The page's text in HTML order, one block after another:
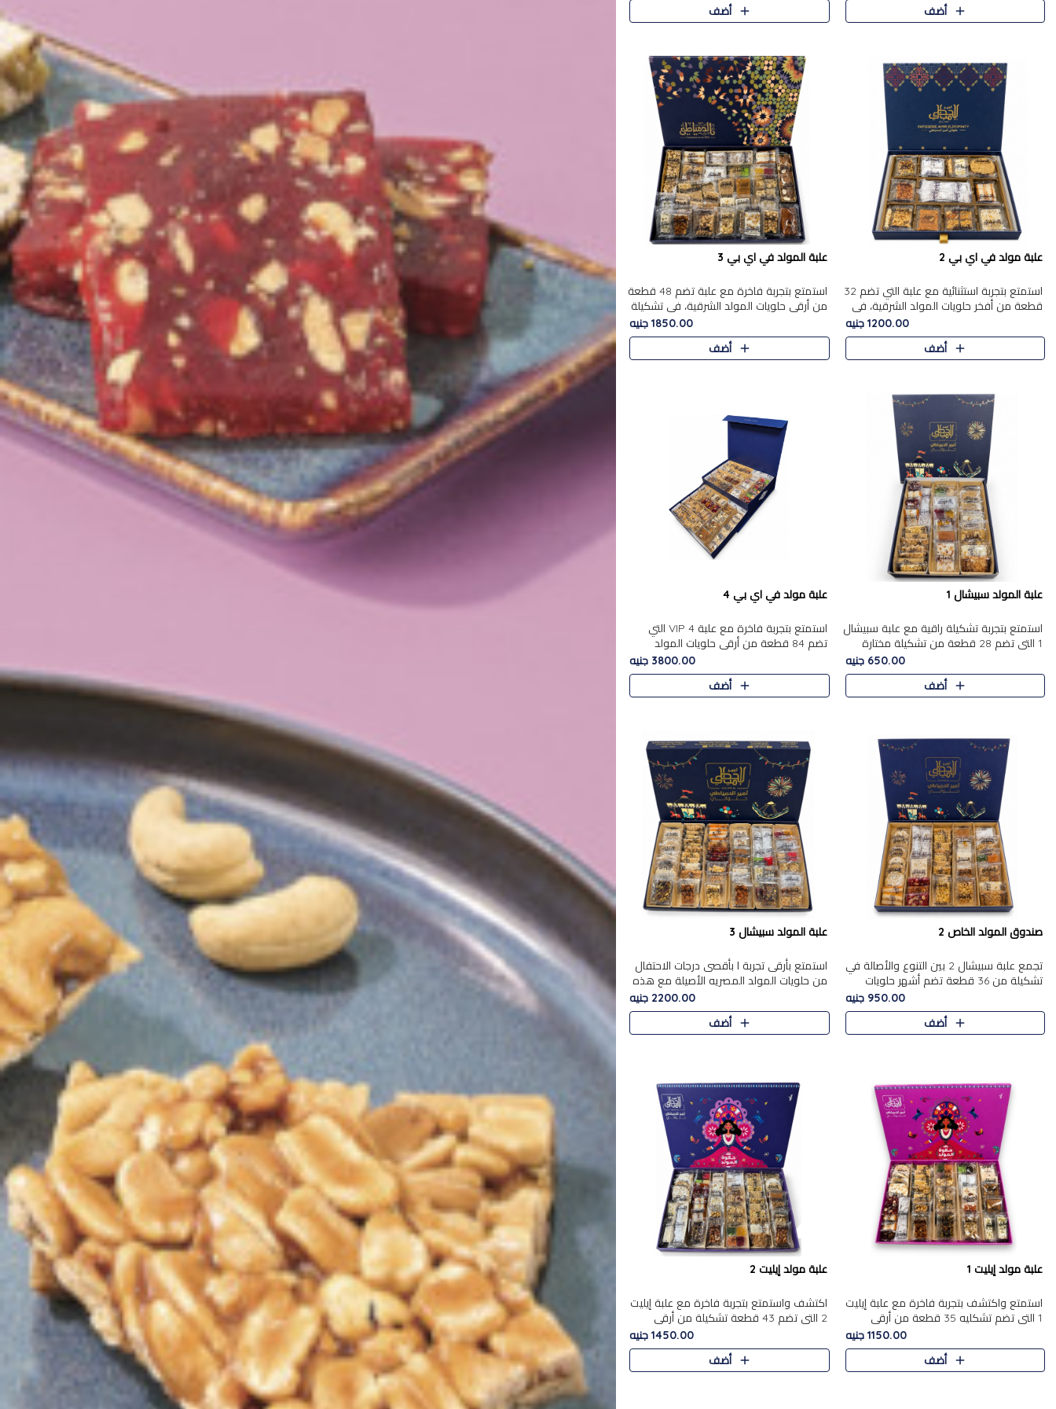
أضف
أضف
علبة مولد في اي بي 2
استمتع بتجربة استثنائية مع علبة التي تضم 32
قطعة من أفخر حلويات المولد الشرقية، في
تشكيلة تجمع بين الأصالة والاختيارات الفاخرة.
تحتوي العلبة..
1200.00 جنيه
أضف
علبة المولد في اي بي 3
استمتع بتجربة فاخرة مع علبة تضم 48 قطعة
من أرقى حلويات المولد الشرقية، في تشكيلة
تجمع بين الأصناف التقليدية الفاخرة
والاختيارات الغنية بالم..
1850.00 جنيه
أضف
علبة المولد سبيشال 1
استمتع بتجربة تشكيلة راقية مع علبة سبيشال
1 التي تضم 28 قطعة من تشكيلة مختارة
بعناية من أفخر حلويات المولد المصرية
الأصلية الشرقية. تحتوي ال..
650.00 جنيه
أضف
علبة مولد في اي بي 4
استمتع بتجربة فاخرة مع علبة VIP 4 التي
تضم 84 قطعة من أرقى حلويات المولد
الشرقية، في تشكيلة غنية تجمع بين الحلويات
التقليدية والمكسرات الفاخرة. تحتوي العلبة
3800.00 جنيه
أضف
صندوق المولد الخاص 2
تجمع علبة سبيشال 2 بين التنوع والأصالة في
تشكيلة من 36 قطعة تضم أشهر حلويات
المولد الشرقية. تحتوي العلبة على الجزرية
بالفول، والجزرية بالبن..
950.00 جنيه
أضف
علبة المولد سبيشال 3
استمتع بأرقى تجربة ا بأقصى درجات الاحتفال
من حلويات المولد المصريه الأصيلة مع هذه
الفخامة مع علبة سبيشال 3 التي تضم 56
قطعة من تشكيلة استثن..
2200.00 جنيه
أضف
علبة مولد إيليت 1
استمتع واكتشف بتجربة فاخرة مع علبة إيليت
1 التي تضم تشكليه 35 قطعة من أرقى
حلويات المولد المصري الأصيلة ,معروضة
بشكل جميل في علبة أنيقة ، في..
1150.00 جنيه
أضف
علبة مولد إيليت 2
اكتشف واستمتع بتجربة فاخرة مع علبة إيليت
2 التي تضم 43 قطعة تشكيلة من أرقى
حلويات المولد الشرقية المصرية الأصيلة
,معروضة بشكل جميل في علبة أ..
1450.00 جنيه
أضف